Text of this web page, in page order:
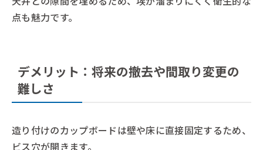
点も魅力です。
デメリット：将来の撤去や間取り変更の
難しさ
造り付けのカップボードは壁や床に直接固定するため、
ビス穴が開きます。